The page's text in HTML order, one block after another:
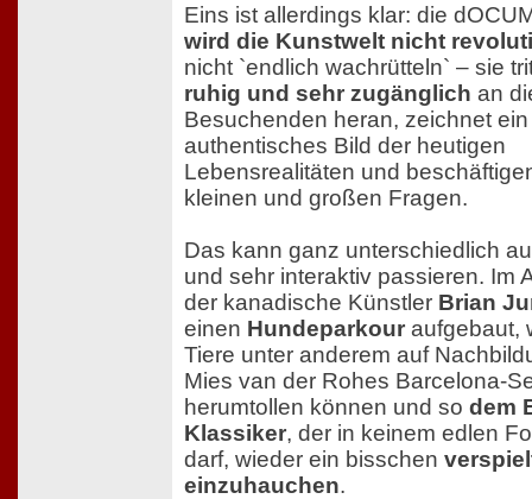
Eins ist allerdings klar: die
wird die Kunstwelt nicht
nicht `endlich wachrütteln` – sie
ruhig und sehr zugänglich an
Besuchenden heran, zeichnet ein
authentisches Bild der heutigen
Lebensrealitäten und
kleinen und großen Fragen.
Das kann ganz unterschiedlich
und sehr interaktiv passieren. Im
der kanadische Künstler Brian
einen Hundeparkour aufgebaut,
Tiere unter anderem auf
Mies van der Rohes Barcelona-
herumtollen können und so dem
Klassiker, der in keinem edlen
darf, wieder ein bisschen
einzuhauchen.